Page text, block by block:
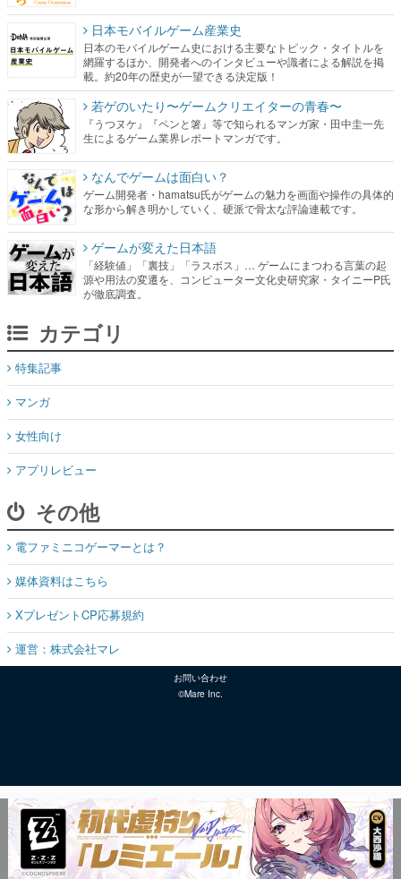
日本モバイルゲーム産業史
日本のモバイルゲーム史における主要なトピック・タイトルを
網羅するほか、開発者へのインタビューや識者による解説を掲
載。約20年の歴史が一望できる決定版！
若ゲのいたり〜ゲームクリエイターの青春〜
『うつヌケ』『ペンと箸』等で知られるマンガ家・田中圭一先
生によるゲーム業界レポートマンガです。
なんでゲームは面白い？
ゲーム開発者・hamatsu氏がゲームの魅力を画面や操作の具体的
な形から解き明かしていく、硬派で骨太な評論連載です。
ゲームが変えた日本語
「経験値」「裏技」「ラスボス」… ゲームにまつわる言葉の起
源や用法の変遷を、コンピューター文化史研究家・タイニーP氏
が徹底調査。
カテゴリ
特集記事
マンガ
女性向け
アプリレビュー
その他
電ファミニコゲーマーとは？
媒体資料はこちら
XプレゼントCP応募規約
運営：株式会社マレ
お問い合わせ
©Mare Inc.